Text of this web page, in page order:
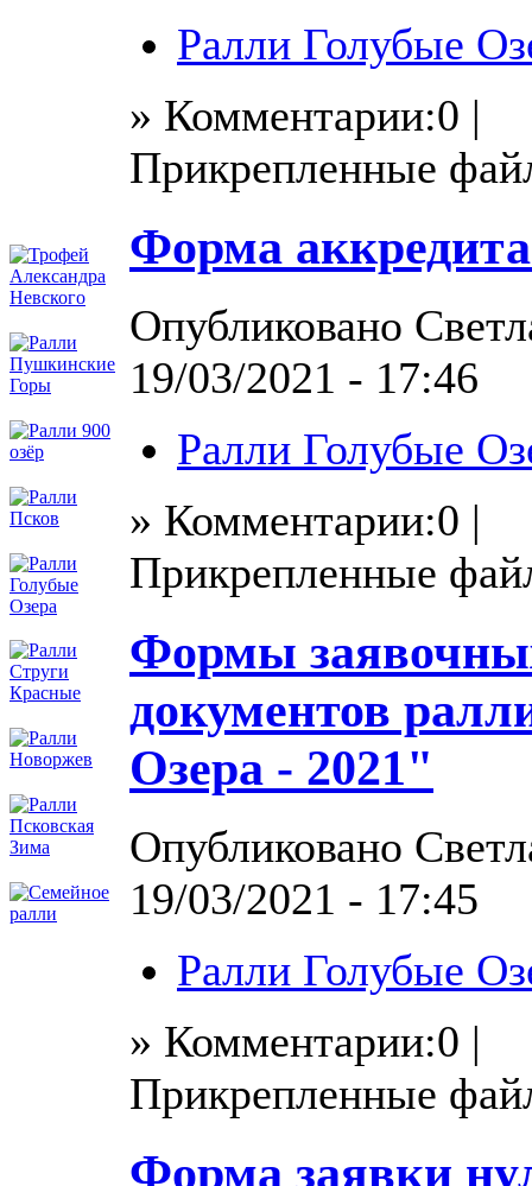
Ралли Голубые
» Комментарии:0 |
Прикрепленные
Форма
Опубликовано
19/03/2021 - 17:46
Ралли Голубые
» Комментарии:0 |
Прикрепленные
Формы
документов
Озера - 2021"
Опубликовано
19/03/2021 - 17:45
Ралли Голубые
» Комментарии:0 |
Прикрепленные
Форма заявки